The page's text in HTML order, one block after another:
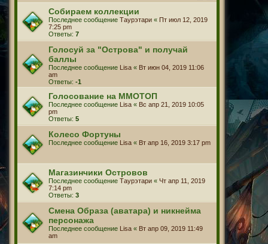
Собираем коллекции
Последнее сообщение Таурэтари « Пт июл 12, 2019
7:25 pm
Ответы: 7
Голосуй за "Острова" и получай
баллы
Последнее сообщение Lisa « Вт июн 04, 2019 11:06
am
Ответы: -1
Голосование на ММОТОП
Последнее сообщение Lisa « Вс апр 21, 2019 10:05
pm
Ответы: 5
Колесо Фортуны
Последнее сообщение Lisa « Вт апр 16, 2019 3:17 pm
Магазинчики Островов
Последнее сообщение Таурэтари « Чт апр 11, 2019
7:14 pm
Ответы: 3
Смена Образа (аватара) и никнейма
персонажа
Последнее сообщение Lisa « Вт апр 09, 2019 11:49
am